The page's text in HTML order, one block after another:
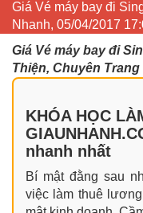
Giá Vé máy bay đi
Nhanh, 05/04/2017
Giá Vé máy bay đi
Thiện, Chuyên Trang
KHÓA HỌC
nhanh nhất
Bí mật đằng sau
việc làm thuê